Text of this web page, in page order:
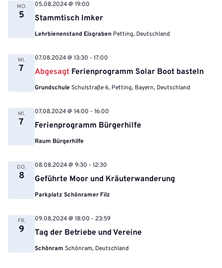
MO.
5 Stammtisch Imker
05.08.2024 @ 19:00
Lehrbienenstand Eisgraben Petting, Deutschland
MI.
7 Abgesagt Ferienprogramm Solar Boot basteln
07.08.2024 @ 13:30 - 17:00
Grundschule Schulstraße 6, Petting, Bayern, Deutschland
MI.
7 Ferienprogramm Bürgerhilfe
07.08.2024 @ 14:00 - 16:00
Raum Bürgerhilfe
DO.
8 Geführte Moor und Kräuterwanderung
08.08.2024 @ 9:30 - 12:30
Parkplatz Schönramer Filz
FR.
9 Tag der Betriebe und Vereine
09.08.2024 @ 18:00 - 23:59
Schönram Schönram, Deutschland